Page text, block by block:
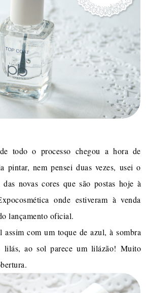
todo o processo chegou a hora de
pintar, nem pensei duas vezes, usei o
das novas cores que são postas hoje à
onde estiveram à venda
lançamento oficial.
com um toque de azul, à sombra
lilás, ao sol parece um lilázão! Muito